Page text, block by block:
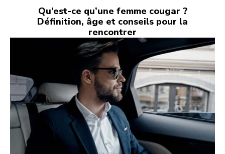
Qu’est-ce qu’une femme cougar ?
Définition, âge et conseils pour la
rencontrer